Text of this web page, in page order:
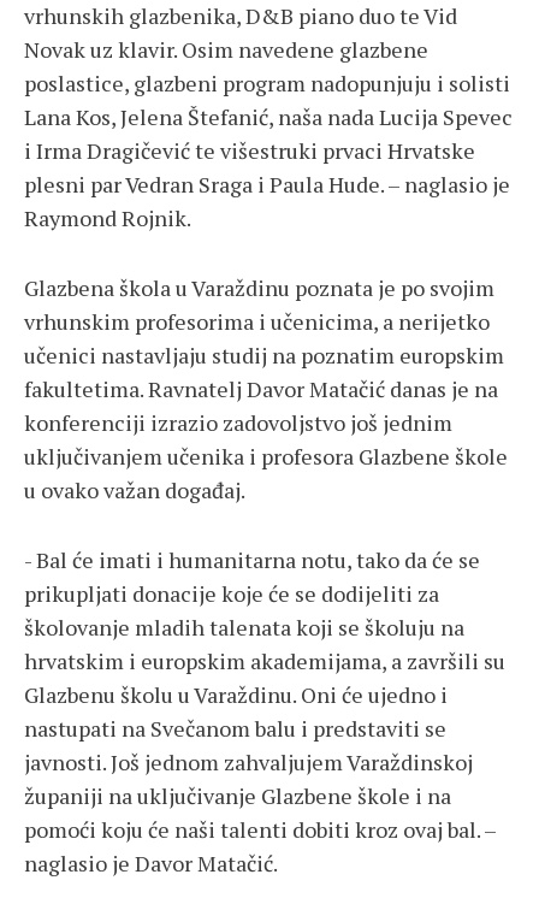
vrhunskih glazbenika, D&B piano duo te Vid
Novak uz klavir. Osim navedene glazbene
poslastice, glazbeni program nadopunjuju i solisti
Lana Kos, Jelena Štefanić, naša nada Lucija Spevec
i Irma Dragičević te višestruki prvaci Hrvatske
plesni par Vedran Sraga i Paula Hude. – naglasio je
Raymond Rojnik.
Glazbena škola u Varaždinu poznata je po svojim
vrhunskim profesorima i učenicima, a nerijetko
učenici nastavljaju studij na poznatim europskim
fakultetima. Ravnatelj Davor Matačić danas je na
konferenciji izrazio zadovoljstvo još jednim
uključivanjem učenika i profesora Glazbene škole
u ovako važan događaj.
- Bal će imati i humanitarna notu, tako da će se
prikupljati donacije koje će se dodijeliti za
školovanje mladih talenata koji se školuju na
hrvatskim i europskim akademijama, a završili su
Glazbenu školu u Varaždinu. Oni će ujedno i
nastupati na Svečanom balu i predstaviti se
javnosti. Još jednom zahvaljujem Varaždinskoj
županiji na uključivanje Glazbene škole i na
pomoći koju će naši talenti dobiti kroz ovaj bal. –
naglasio je Davor Matačić.